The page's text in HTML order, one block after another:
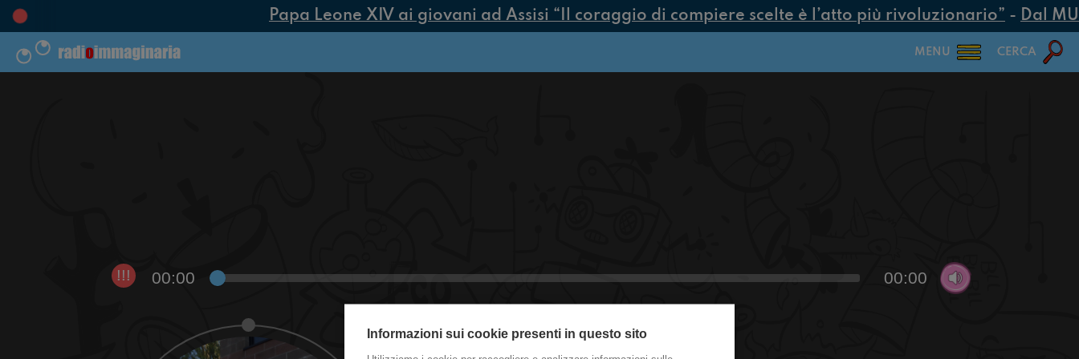
Papa Leone XIV ai giovani ad Assisi “Il coraggio di compiere scelte è l’atto più rivoluzionario”- Dal
MENU CERCA
!!! 00:00 00:00
Informazioni sui cookie presenti in questo sito